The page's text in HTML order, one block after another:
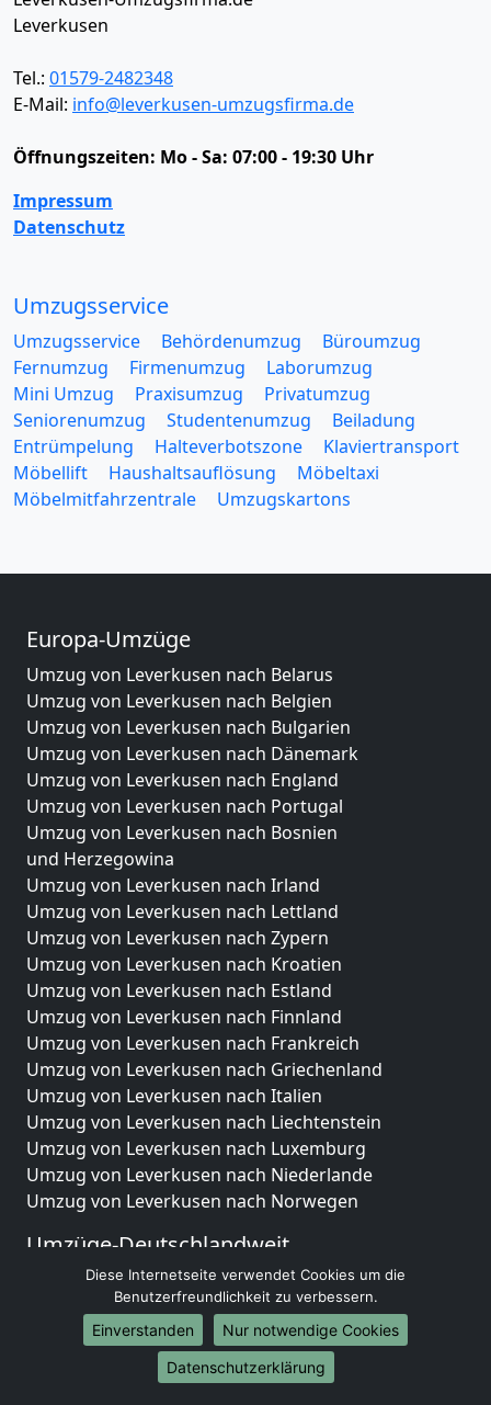
Leverkusen
Tel.: 01579-2482348
E-Mail: info@leverkusen-umzugsfirma.de
Öffnungszeiten: Mo - Sa: 07:00 - 19:30 Uhr
Impressum
Datenschutz
Umzugsservice
Umzugsservice Behördenumzug
Büroumzug
Fernumzug
Firmenumzug
Laborumzug
Mini Umzug
Praxisumzug
Privatumzug
Seniorenumzug
Studentenumzug
Beiladung
Entrümpelung
Halteverbotszone
Klaviertransport
Möbellift
Haushaltsauflösung
Möbeltaxi
Möbelmitfahrzentrale
Umzugskartons
Europa-Umzüge
Umzug von Leverkusen nach Belarus
Umzug von Leverkusen nach Belgien
Umzug von Leverkusen nach Bulgarien
Umzug von Leverkusen nach Dänemark
Umzug von Leverkusen nach England
Umzug von Leverkusen nach Portugal
Umzug von Leverkusen nach Bosnien
und Herzegowina
Umzug von Leverkusen nach Irland
Umzug von Leverkusen nach Lettland
Umzug von Leverkusen nach Zypern
Umzug von Leverkusen nach Kroatien
Umzug von Leverkusen nach Estland
Umzug von Leverkusen nach Finnland
Umzug von Leverkusen nach Frankreich
Umzug von Leverkusen nach Griechenland
Umzug von Leverkusen nach Italien
Umzug von Leverkusen nach Liechtenstein
Umzug von Leverkusen nach Luxemburg
Umzug von Leverkusen nach Niederlande
Umzug von Leverkusen nach Norwegen
Umzüge-Deutschlandweit
Umzug von Leverkusen nach Berlin
Umzug von Leverkusen nach Hamburg
Umzug von Leverkusen nach München
Umzug von Leverkusen nach Köln
Umzug von Leverkusen nach Frankfurt am Main
Diese Internetseite verwendet Cookies um die
Benutzerfreundlichkeit zu verbessern.
Einverstanden
Nur notwendige Cookies
Datenschutzerklärung